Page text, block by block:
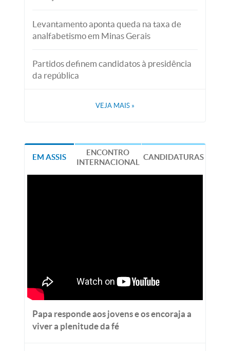
Levantamento aponta queda na taxa de
analfabetismo em Minas Gerais
Partidos definem candidatos à presidência
da república
VEJA MAIS »
EM ASSIS
ENCONTRO
INTERNACIONAL
CANDIDATURAS
Papa responde aos jovens e os encoraja a
viver a plenitude da fé